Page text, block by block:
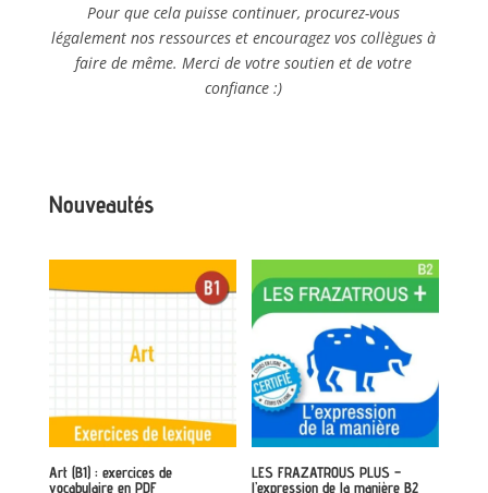
Pour que cela puisse continuer, procurez-vous
légalement nos ressources et encouragez vos collègues à
faire de même. Merci de votre soutien et de votre
confiance :)
Nouveautés
Art (B1) : exercices de
vocabulaire en PDF
LES FRAZATROUS PLUS –
l’expression de la manière B2